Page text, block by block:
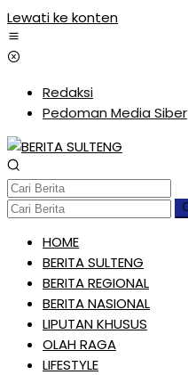
Lewati ke konten
Redaksi
Pedoman Media Siber
HOME
BERITA SULTENG
BERITA REGIONAL
BERITA NASIONAL
LIPUTAN KHUSUS
OLAH RAGA
LIFESTYLE